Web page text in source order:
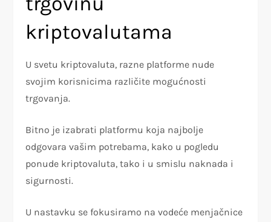
kriptovalutama
U svetu kriptovaluta, razne platforme nude
svojim korisnicima različite mogućnosti
trgovanja.
Bitno je izabrati platformu koja najbolje
odgovara vašim potrebama, kako u pogledu
ponude kriptovaluta, tako i u smislu naknada i
sigurnosti.
U nastavku se fokusiramo na vodeće menjačnice